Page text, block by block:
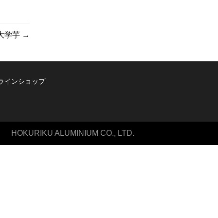
学芋 →
インショップ
HOKURIKU ALUMINIUM CO., LTD.